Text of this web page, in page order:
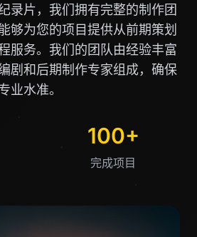
录片，我们拥有完整的制作团
够为您的项目提供从前期策划
服务。我们的团队由经验丰富
剧和后期制作专家组成，确保
业水准。
100+
完成项目